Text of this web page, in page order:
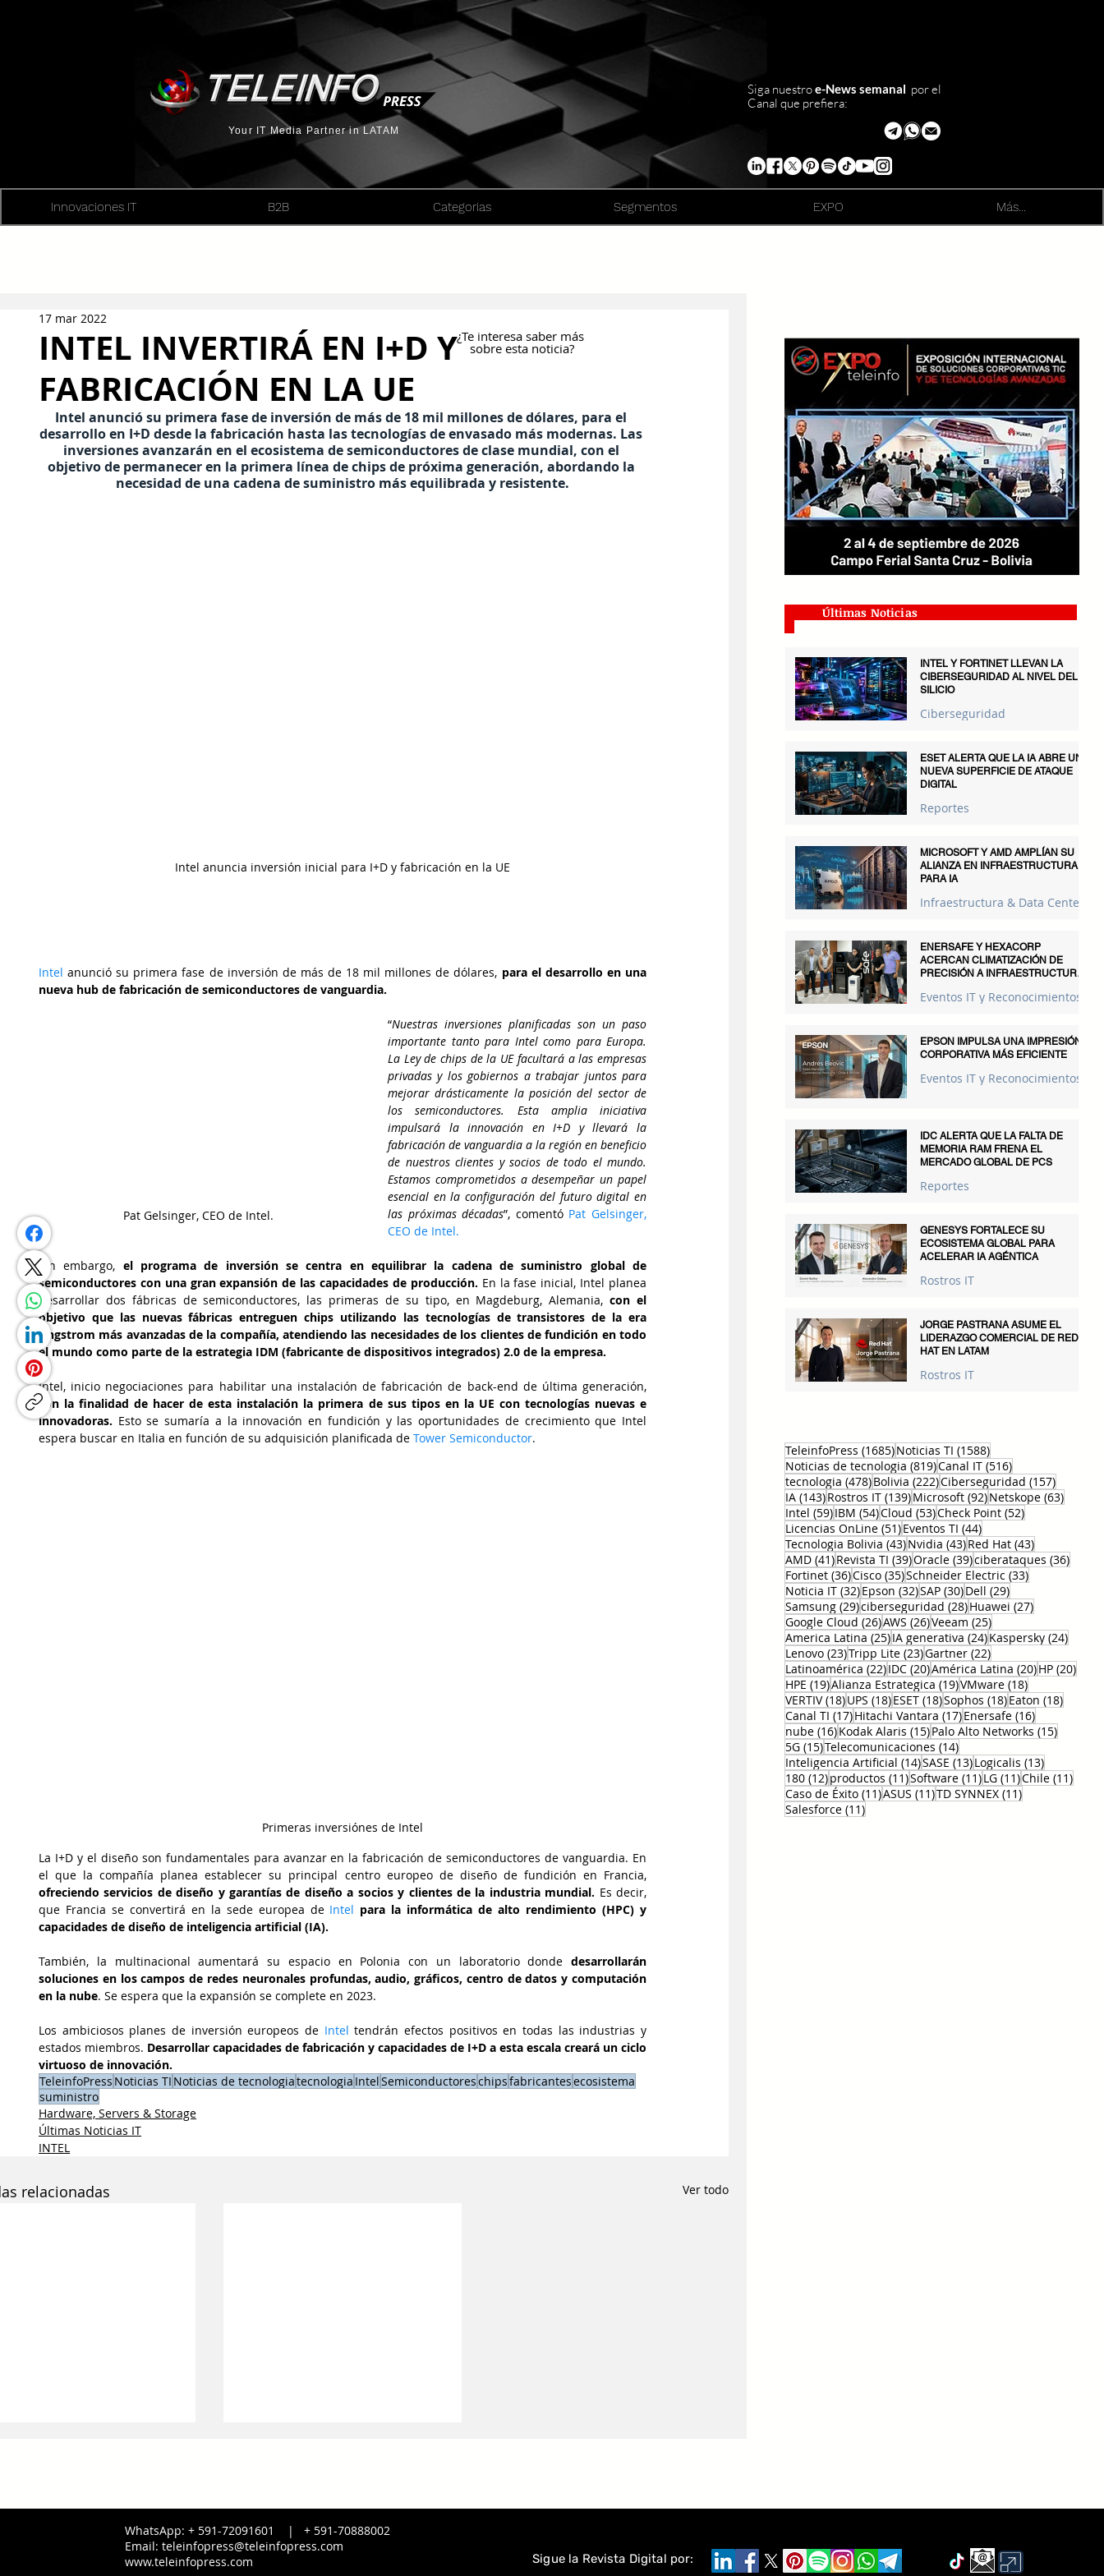
Your IT Media Partner in LATAM
Siga nuestroe-News semanal por el
Canal que prefiera:
Innovaciones IT B2B Categorias Segmentos EXPO Más...
INTEL INVERTIRÁ EN I+D Y
FABRICACIÓN EN LA UE
17 mar 2022
Intel anunció su primera fase de inversión de más de 18 mil millones de dólares, para el
desarrollo en I+D desde la fabricación hasta las tecnologías de envasado más modernas. Las
inversiones avanzarán en el ecosistema de semiconductores de clase mundial, con el
objetivo de permanecer en la primera línea de chips de próxima generación, abordando la
necesidad de una cadena de suministro más equilibrada y resistente.
Intel anuncia inversión inicial para I+D y fabricación en la UE
Intel anunció su primera fase de inversión de más de 18 mil millones de dólares, para el desarrollo en una
nueva hub de fabricación de semiconductores de vanguardia.
Pat Gelsinger, CEO de Intel.
“Nuestras inversiones planificadas son un paso
importante tanto para Intel como para Europa.
La Ley de chips de la UE facultará a las empresas
privadas y los gobiernos a trabajar juntos para
mejorar drásticamente la posición del sector de
los semiconductores. Esta amplia iniciativa
impulsará la innovación en I+D y llevará la
fabricación de vanguardia a la región en beneficio
de nuestros clientes y socios de todo el mundo.
Estamos comprometidos a desempeñar un papel
esencial en la configuración del futuro digital en
las próximas décadas”, comentó Pat Gelsinger,
CEO de Intel.
Sin embargo, el programa de inversión se centra en equilibrar la cadena de suministro global de
semiconductores con una gran expansión de las capacidades de producción. En la fase inicial, Intel planea
desarrollar dos fábricas de semiconductores, las primeras de su tipo, en Magdeburg, Alemania, con el
objetivo que las nuevas fábricas entreguen chips utilizando las tecnologías de transistores de la era
Angstrom más avanzadas de la compañía, atendiendo las necesidades de los clientes de fundición en todo
el mundo como parte de la estrategia IDM (fabricante de dispositivos integrados) 2.0 de la empresa.
con la finalidad de hacer de esta instalación la primera de sus tipos en la UE con tecnologías nuevas e
innovadoras. Esto se sumaría a la innovación en fundición y las oportunidades de crecimiento que Intel
espera buscar en Italia en función de su adquisición planificada de Tower Semiconductor.
Primeras inversiónes de Intel
La I+D y el diseño son fundamentales para avanzar en la fabricación de semiconductores de vanguardia. En
ofreciendo servicios de diseño y garantías de diseño a socios y clientes de la industria mundial. Es decir,
que Francia se convertirá en la sede europea de Intel para la informática de alto rendimiento (HPC) y
capacidades de diseño de inteligencia artificial (IA).
También, la multinacional aumentará su espacio en Polonia con un laboratorio donde desarrollarán
soluciones en los campos de redes neuronales profundas, audio, gráficos, centro de datos y computación
en la nube. Se espera que la expansión se complete en 2023.
Los ambiciosos planes de inversión europeos de Intel tendrán efectos positivos en todas las industrias y
estados miembros. Desarrollar capacidades de fabricación y capacidades de I+D a esta escala creará un ciclo
virtuoso de innovación.
TeleinfoPress Noticias TI Noticias de tecnologiatecnologia IntelSemiconductoreschipsfabricantesecosistema
suministro
Hardware, Servers & Storage
Últimas Noticias IT
INTEL
relacionadas Ver todo
¿Te interesa saber más
sobre esta noticia?
Últimas Noticias
INTEL Y FORTINET LLEVAN LA
CIBERSEGURIDAD AL NIVEL DEL
SILICIO
Ciberseguridad
ESET ALERTA QUE LA IA ABRE UNA
NUEVA SUPERFICIE DE ATAQUE
DIGITAL
Reportes
MICROSOFT Y AMD AMPLÍAN SU
ALIANZA EN INFRAESTRUCTURA
PARA IA
Infraestructura & Data Centers
ENERSAFE Y HEXACORP
ACERCAN CLIMATIZACIÓN DE
PRECISIÓN A INFRAESTRUCTURAS
Eventos IT y Reconocimientos
EPSON IMPULSA UNA IMPRESIÓN
CORPORATIVA MÁS EFICIENTE
Eventos IT y Reconocimientos
IDC ALERTA QUE LA FALTA DE
MEMORIA RAM FRENA EL
MERCADO GLOBAL DE PCS
Reportes
GENESYS FORTALECE SU
ECOSISTEMA GLOBAL PARA
ACELERAR IA AGÉNTICA
Rostros IT
JORGE PASTRANA ASUME EL
LIDERAZGO COMERCIAL DE RED
HAT EN LATAM
Rostros IT
TeleinfoPress (1685)1685 entradas
Noticias TI (1588)1588 entradas
Noticias de tecnologia (819)819 entradas
Canal IT (516)516 entradas
tecnologia (478)478 entradas
Bolivia (222)222 entradas
Ciberseguridad (157)157
IA (143)143 entradas
Rostros IT (139)139 entradas
Microsoft (92)92 entradas
Netskope (63)63
Intel (59)59 entradas
IBM (54)54 entradas
Cloud (53)53 entradas
Check Point (52)52 entradas
Licencias OnLine (51)51 entradas
Eventos TI (44)44 entradas
Tecnologia Bolivia (43)43 entradas
Nvidia (43)43 entradas
Red Hat (43)43 entradas
AMD (41)41 entradas
Revista TI (39)39 entradas
Oracle (39)39 entradas
ciberataques (36)36
Fortinet (36)36 entradas
Cisco (35)35 entradas
Schneider Electric (33)33 entradas
Noticia IT (32)32 entradas
Epson (32)32 entradas
SAP (30)30 entradas
Dell (29)29 entradas
Samsung (29)29 entradas
ciberseguridad (28)28 entradas
Huawei (27)27 entradas
Google Cloud (26)26 entradas
AWS (26)26 entradas
Veeam (25)25 entradas
America Latina (25)25 entradas
IA generativa (24)24 entradas
Kaspersky (24)24
Lenovo (23)23 entradas
Tripp Lite (23)23 entradas
Gartner (22)22 entradas
Latinoamérica (22)22 entradas
IDC (20)20 entradas
América Latina (20)20 entradas
HP (20)20
HPE (19)19 entradas
Alianza Estrategica (19)19 entradas
VMware (18)18 entradas
VERTIV (18)18 entradas
UPS (18)18 entradas
ESET (18)18 entradas
Sophos (18)18 entradas
Eaton (18)18
Canal TI (17)17 entradas
Hitachi Vantara (17)17 entradas
Enersafe (16)16 entradas
nube (16)16 entradas
Kodak Alaris (15)15 entradas
Palo Alto Networks (15)15
5G (15)15 entradas
Telecomunicaciones (14)14 entradas
Inteligencia Artificial (14)14 entradas
SASE (13)13 entradas
Logicalis (13)13
180 (12)12 entradas
productos (11)11 entradas
Software (11)11 entradas
LG (11)11 entradas
Chile (11)11
Caso de Éxito (11)11 entradas
ASUS (11)11 entradas
TD SYNNEX (11)11 entradas
Salesforce (11)11 entradas
WhatsApp: + 591-72091601 | + 591-70888002
Email: teleinfopress@teleinfopress.com
www.teleinfopress.com
Sigue la Revista Digital por: